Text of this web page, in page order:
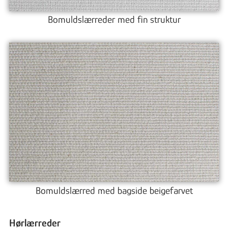
Bomuldslærreder med fin struktur
Bomuldslærred med bagside beigefarvet
Hørlærreder